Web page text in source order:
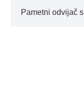
Pametni odvijač